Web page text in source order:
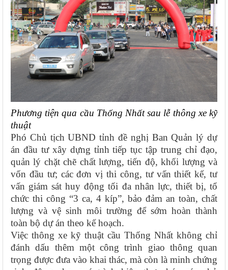
Phương tiện qua cầu Thống Nhất sau lễ thông xe kỹ
thuật
Phó Chủ tịch UBND tỉnh đề nghị Ban Quản lý dự
án đầu tư xây dựng tỉnh tiếp tục tập trung chỉ đạo,
quản lý chặt chẽ chất lượng, tiến độ, khối lượng và
vốn đầu tư; các đơn vị thi công, tư vấn thiết kế, tư
vấn giám sát huy động tối đa nhân lực, thiết bị, tổ
chức thi công “3 ca, 4 kíp”, bảo đảm an toàn, chất
lượng và vệ sinh môi trường để sớm hoàn thành
toàn bộ dự án theo kế hoạch.
Việc thông xe kỹ thuật cầu Thống Nhất không chỉ
đánh dấu thêm một công trình giao thông quan
trọng được đưa vào khai thác, mà còn là minh chứng